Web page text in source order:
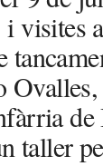
visites